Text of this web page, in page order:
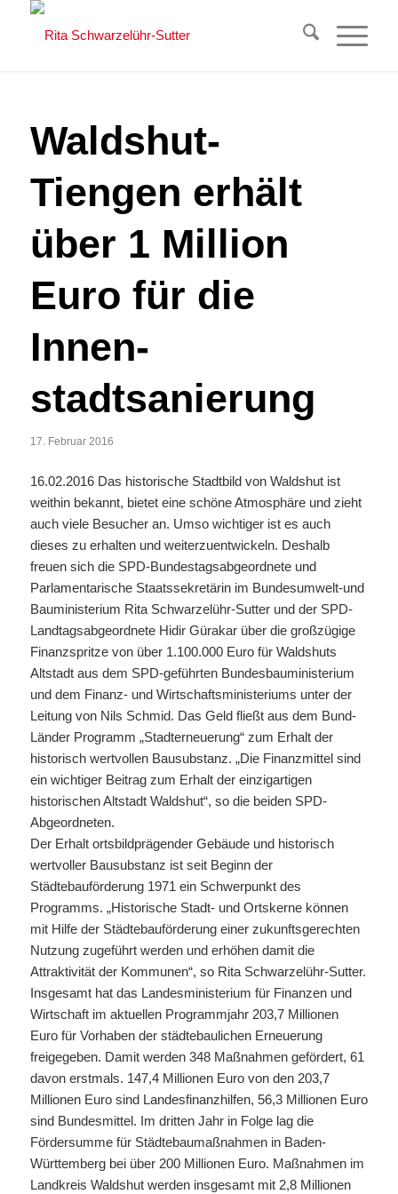
Waldshut-
Tiengen erhält
über 1 Million
Euro für die
Innen-
stadtsanierung
17. Februar 2016
16.02.2016 Das historische Stadtbild von Waldshut ist
weithin bekannt, bietet eine schöne Atmosphäre und zieht
auch viele Besucher an. Umso wichtiger ist es auch
dieses zu erhalten und weiterzuentwickeln. Deshalb
freuen sich die SPD-Bundestagsabgeordnete und
Parlamentarische Staatssekretärin im Bundesumwelt-und
Bauministerium Rita Schwarzelühr-Sutter und der SPD-
Landtagsabgeordnete Hidir Gürakar über die großzügige
Finanzspritze von über 1.100.000 Euro für Waldshuts
Altstadt aus dem SPD-geführten Bundesbauministerium
und dem Finanz- und Wirtschaftsministeriums unter der
Leitung von Nils Schmid. Das Geld fließt aus dem Bund-
Länder Programm „Stadterneuerung“ zum Erhalt der
historisch wertvollen Bausubstanz. „Die Finanzmittel sind
ein wichtiger Beitrag zum Erhalt der einzigartigen
historischen Altstadt Waldshut“, so die beiden SPD-
Abgeordneten.
Der Erhalt ortsbildprägender Gebäude und historisch
wertvoller Bausubstanz ist seit Beginn der
Städtebauförderung 1971 ein Schwerpunkt des
Programms. „Historische Stadt- und Ortskerne können
mit Hilfe der Städtebauförderung einer zukunftsgerechten
Nutzung zugeführt werden und erhöhen damit die
Attraktivität der Kommunen“, so Rita Schwarzelühr-Sutter.
Insgesamt hat das Landesministerium für Finanzen und
Wirtschaft im aktuellen Programmjahr 203,7 Millionen
Euro für Vorhaben der städtebaulichen Erneuerung
freigegeben. Damit werden 348 Maßnahmen gefördert, 61
davon erstmals. 147,4 Millionen Euro von den 203,7
Millionen Euro sind Landesfinanzhilfen, 56,3 Millionen Euro
sind Bundesmittel. Im dritten Jahr in Folge lag die
Fördersumme für Städtebaumaßnahmen in Baden-
Württemberg bei über 200 Millionen Euro. Maßnahmen im
Landkreis Waldshut werden insgesamt mit 2,8 Millionen